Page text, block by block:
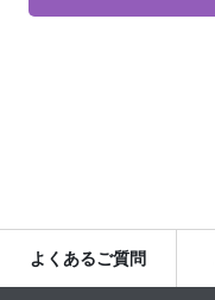
よくあるご質問